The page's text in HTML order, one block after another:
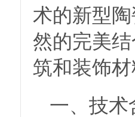
术的新型
然的完美
筑和装饰
一、技术